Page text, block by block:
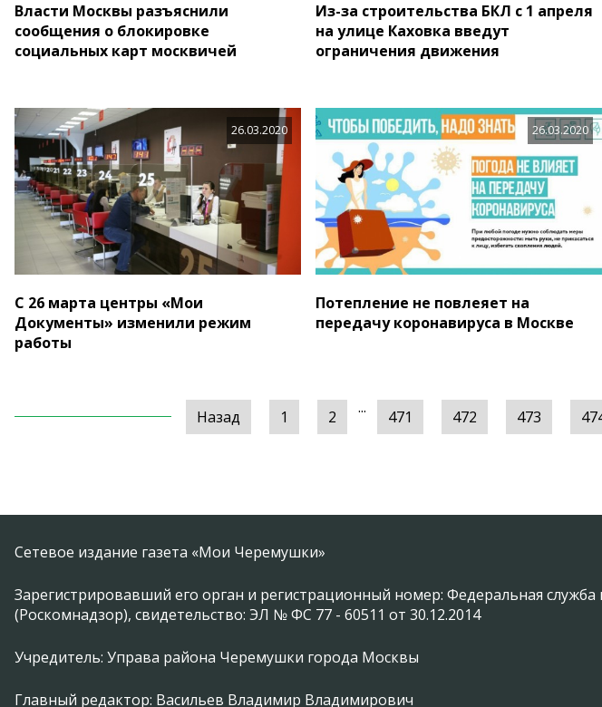
Власти Москвы разъяснили
сообщения о блокировке
социальных карт москвичей
Из-за строительства БКЛ с 1 апреля
на улице Каховка введут
ограничения движения
26.03.2020
С 26 марта центры «Мои
Документы» изменили режим
работы
26.03.2020
Потепление не повлеяет на
передачу коронавируса в Москве
Назад 1 2 ... 471 472 473
Сетевое издание газета «Мои Черемушки»
Зарегистрировавший его орган и регистрационный номер: Федеральная
(Роскомнадзор), свидетельство: ЭЛ № ФС 77 - 60511 от 30.12.2014
Учредитель: Управа района Черемушки города Москвы
Главный редактор: Васильев Владимир Владимирович